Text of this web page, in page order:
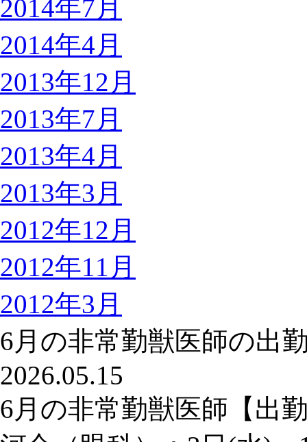
2014年7月
2014年4月
2013年12月
2013年7月
2013年4月
2013年3月
2012年12月
2012年11月
2012年3月
6月の非常勤獣医師の出
2026.05.15
6月の非常勤獣医師【出